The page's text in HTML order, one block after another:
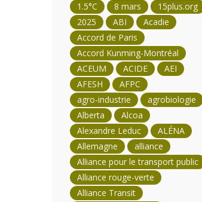
1.5°C
8 mars
15plus.org
2025
ABI
Acadie
Accord de Paris
Accord Kunming-Montréal
ACEUM
ACIDE
AEI
AFESH
AFPC
agro-industrie
agrobiologie
Alberta
Alcoa
Alexandre Leduc
ALÉNA
Allemagne
alliance
Alliance pour le transport public
Alliance rouge-verte
Alliance Transit